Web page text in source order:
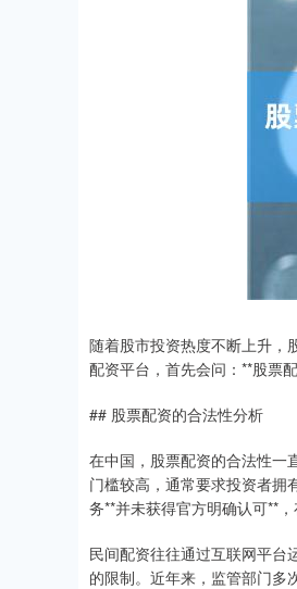
随着股市投资热度不断上升，
配资平台，首先会问：**股票
## 股票配资的合法性分析
在中国，股票配资的合法性一
门槛较高，通常要求投资者拥
务**并未获得官方明确认可**，
民间配资往往通过互联网平台
的限制。近年来，监管部门多